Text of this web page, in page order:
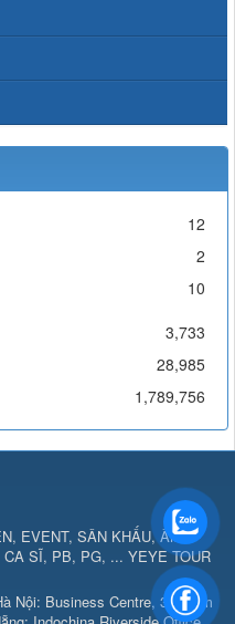
12
2
10
3,733
28,985
1,789,756
EVENT, SÂN KHẤU, ÂM
SĨ, PB, PG, ... YEYE TOUR
Nội: Business Centre, 360 Kim